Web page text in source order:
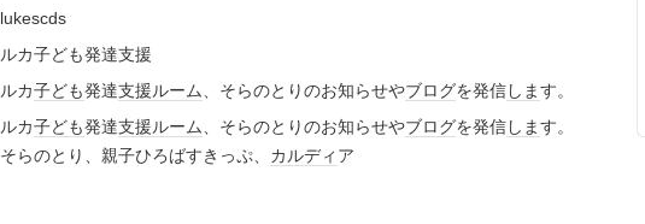
lukescds
ルカ子ども発達支援
ルカ子ども発達支援ルーム、そらのとりのお知らせやブログを発信します。
ルカ子ども発達支援ルーム、そらのとりのお知らせやブログを発信します。
そらのとり、親子ひろばすきっぷ、 カルディ ア